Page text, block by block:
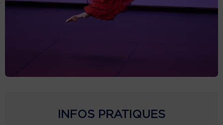
INFOS PRATIQUES